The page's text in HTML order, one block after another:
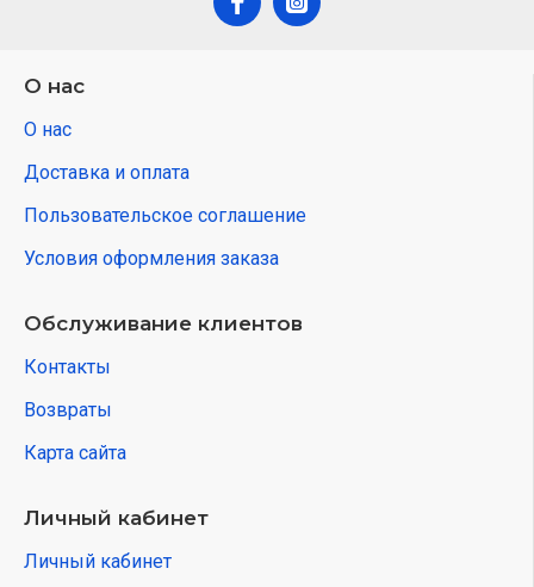
О нас
О нас
Доставка и оплата
Пользовательское соглашение
Условия оформления заказа
Обслуживание клиентов
Контакты
Возвраты
Карта сайта
Личный кабинет
Личный кабинет